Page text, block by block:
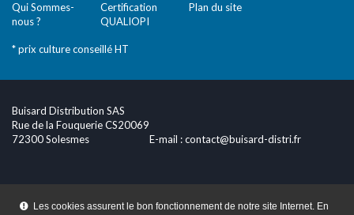
Les cookies assurent le bon fonctionnement de notre site Internet. En
Qui Sommes-
nous ?
Certification
QUALIOPI
Plan du site
* prix culture conseillé HT
Buisard Distribution SAS
Rue de la Fouquerie CS20069
72300 Solesmes
E-mail :contact@buisard-distri.fr